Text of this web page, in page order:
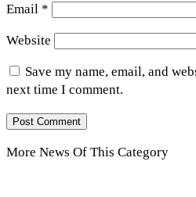
Email *
Website
Save my name, email, and
next time I comment.
More News Of This Category